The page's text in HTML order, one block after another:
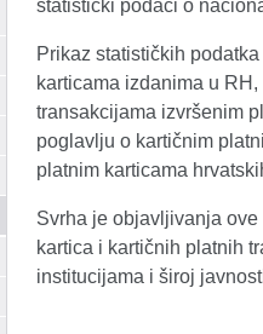
statistički podaci o
Prikaz statističkih
karticama izdanima u
transakcijama izvršenim
poglavlju o kartičnim
platnim karticama
Svrha je objavljivanja
kartica i kartičnih platnih
institucijama i široj